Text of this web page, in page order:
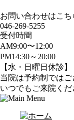
お問い合わせはこち
046-269-5255
受付時間
AM9:00〜12:00
PM14:30～20:00
【水・日曜日休診】
当院は予約制ではご
いつでもご来院くだ